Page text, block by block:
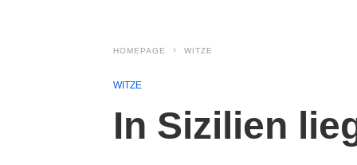
HOMEPAGE WITZE
WITZE
In Sizilien